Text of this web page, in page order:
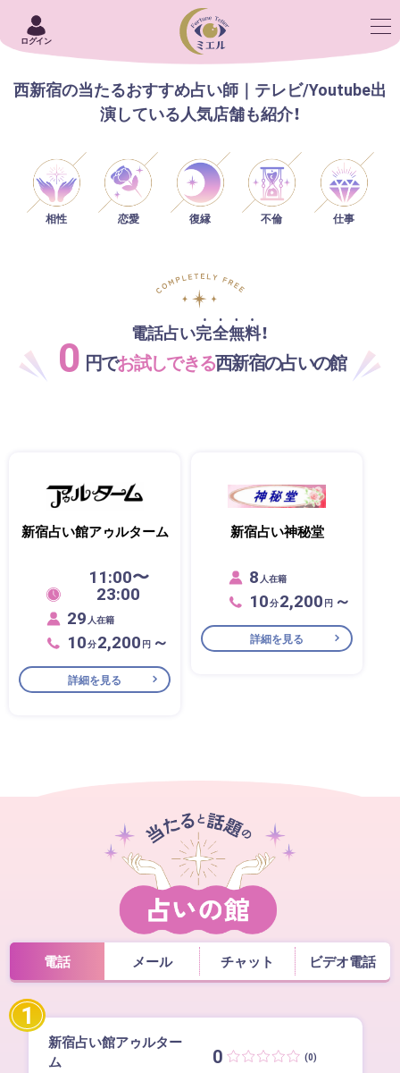
ログイン
西新宿の当たるおすすめ占い師｜テレビ/Youtube出
演している人気店舗も紹介！
相性 恋愛 復縁 不倫 仕事
電話占い完全無料！
0 円でお試しできる西新宿の占いの館
新宿占い館アゥルターム
11:00〜
23:00
29 人在籍
10分2,200 円 ～
詳細を見る
新宿占い神秘堂
8 人在籍
10分2,200 円 ～
詳細を見る
電話 メール チャット ビデオ電話
1
新宿占い館アゥルター
ム
0 (0)